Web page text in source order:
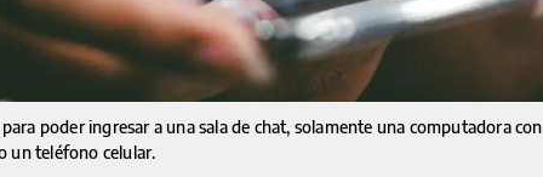
poder ingresar a una sala de chat, solamente una computadora con
un teléfono celular.